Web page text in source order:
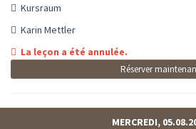
Kursraum
Karin Mettler
La leçon a été annulée.
Réserver
MERCREDI,